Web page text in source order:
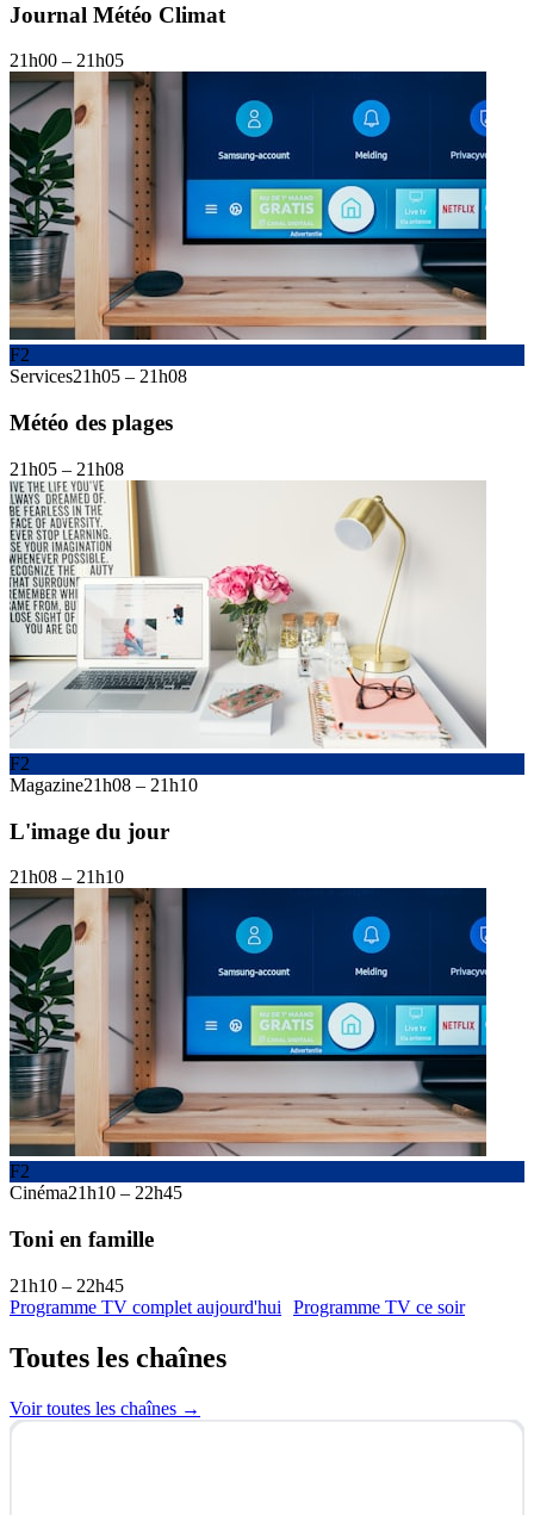
Journal Météo Climat
21h00 – 21h05
F2
Services21h05 – 21h08
Météo des plages
21h05 – 21h08
F2
Magazine21h08 – 21h10
L'image du jour
21h08 – 21h10
F2
Cinéma21h10 – 22h45
Toni en famille
21h10 – 22h45
Programme TV complet aujourd'hui
Programme TV ce soir
Toutes les chaînes
Voir toutes les chaînes →